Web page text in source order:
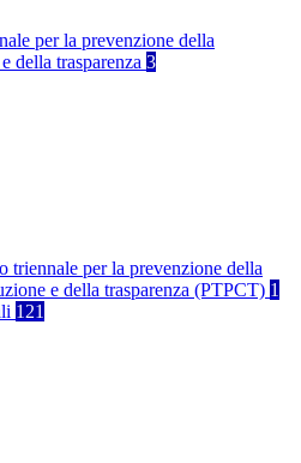
per la prevenzione della
della trasparenza 3
triennale per la prevenzione della
e della trasparenza (PTPCT) 1
121